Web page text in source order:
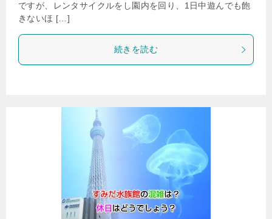
ですが、レンタサイクルをし園内を回り、1日中遊んでも飽
きないほ […]
続きを読む